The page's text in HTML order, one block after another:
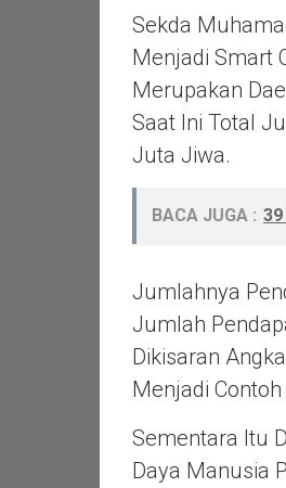
Sekda
Menjadi Smart
Merupakan
Saat Ini Total
Juta Jiwa.
BACA JUGA :
Jumlahnya
Jumlah
Dikisaran
Menjadi
Sementara Itu
Daya Manusia